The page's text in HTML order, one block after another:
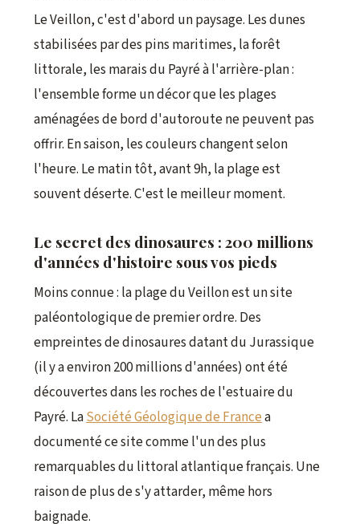
Le Veillon, c'est d'abord un paysage. Les dunes
stabilisées par des pins maritimes, la forêt
littorale, les marais du Payré à l'arrière-plan :
l'ensemble forme un décor que les plages
aménagées de bord d'autoroute ne peuvent pas
offrir. En saison, les couleurs changent selon
l'heure. Le matin tôt, avant 9h, la plage est
souvent déserte. C'est le meilleur moment.
Le secret des dinosaures : 200 millions
d'années d'histoire sous vos pieds
Moins connue : la plage du Veillon est un site
paléontologique de premier ordre. Des
empreintes de dinosaures datant du Jurassique
(il y a environ 200 millions d'années) ont été
découvertes dans les roches de l'estuaire du
Payré. LaSociété Géologique de Francea
documenté ce site comme l'un des plus
remarquables du littoral atlantique français. Une
raison de plus de s'y attarder, même hors
baignade.